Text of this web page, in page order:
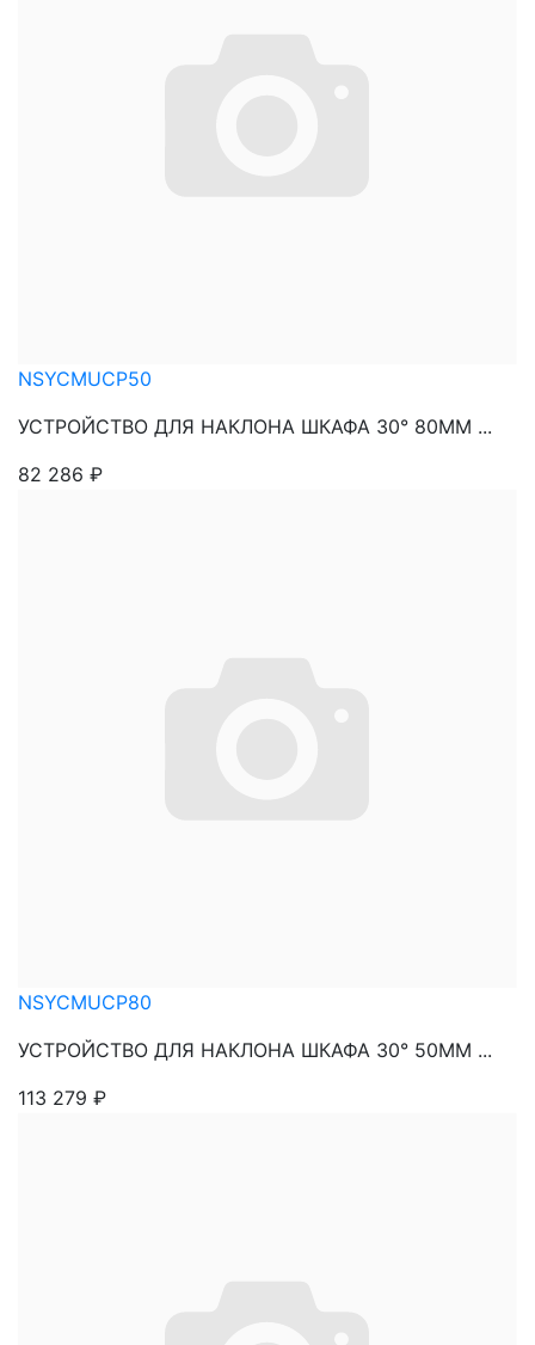
NSYCMUCP50
УСТРОЙСТВО ДЛЯ НАКЛОНА ШКАФА 30° 80ММ ...
82 286 ₽
NSYCMUCP80
УСТРОЙСТВО ДЛЯ НАКЛОНА ШКАФА 30° 50ММ ...
113 279 ₽